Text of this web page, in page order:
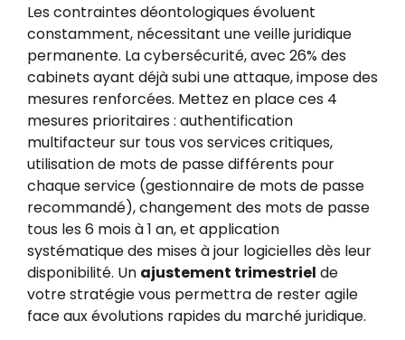
Les contraintes déontologiques évoluent
constamment, nécessitant une veille juridique
permanente. La cybersécurité, avec 26% des
cabinets ayant déjà subi une attaque, impose des
mesures renforcées. Mettez en place ces 4
mesures prioritaires : authentification
multifacteur sur tous vos services critiques,
utilisation de mots de passe différents pour
chaque service (gestionnaire de mots de passe
recommandé), changement des mots de passe
tous les 6 mois à 1 an, et application
systématique des mises à jour logicielles dès leur
disponibilité. Un ajustement trimestriel de
votre stratégie vous permettra de rester agile
face aux évolutions rapides du marché juridique.